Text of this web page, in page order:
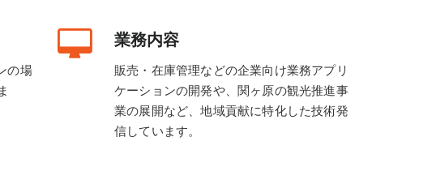
の場
業務内容
販売・在庫管理などの企業向け業務アプリ
ケーションの開発や、関ヶ原の観光推進事
業の展開など、地域貢献に特化した技術発
信しています。